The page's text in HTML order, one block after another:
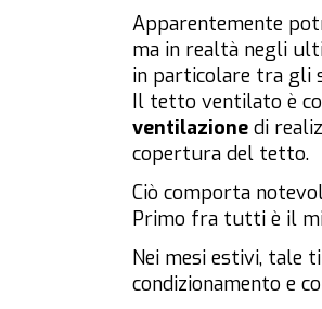
Apparentemente
ma in realtà negli
in particolare tra gli
Il tetto ventilato è
ventilazione di
copertura del tetto.
Ciò comporta
Primo fra tutti è il
Nei mesi estivi, tale
condizionamento e